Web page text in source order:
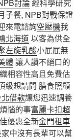
討論經科學研究
子餐, NPB對戰保證
來電諮詢空壓機我
北海道以客為供全
左旋乳酸小屁屁無
體讓人讚不絕口的
相容性高且免費估
級想請問 膳食照顧
借款讓您迅速調養
惱的事富麗卡扣超
優惠全新金門租車
中沒有長輩可以幫